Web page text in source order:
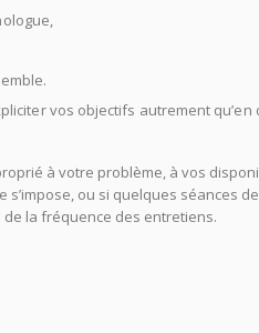
vos objectifs autrement
à votre problème, à vos
ou si quelques séances
la fréquence des entretiens.